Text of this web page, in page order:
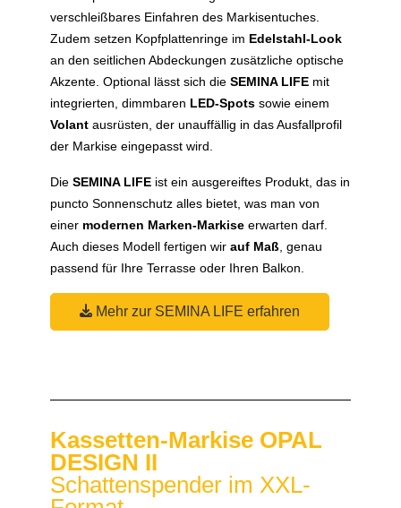
verschleißbares Einfahren des Markisentuches.
Zudem setzen Kopfplattenringe im Edelstahl-Look
an den seitlichen Abdeckungen zusätzliche optische
Akzente. Optional lässt sich die SEMINA LIFE mit
integrierten, dimmbaren LED-Spots sowie einem
Volant ausrüsten, der unauffällig in das Ausfallprofil
der Markise eingepasst wird.
Die SEMINA LIFE ist ein ausgereiftes Produkt, das in
puncto Sonnenschutz alles bietet, was man von
einer modernen Marken-Markise erwarten darf.
Auch dieses Modell fertigen wir auf Maß , genau
passend für Ihre Terrasse oder Ihren Balkon.
Mehr zur SEMINA LIFE erfahren
Kassetten-Markise OPAL
DESIGN II
Schattenspender im XXL-